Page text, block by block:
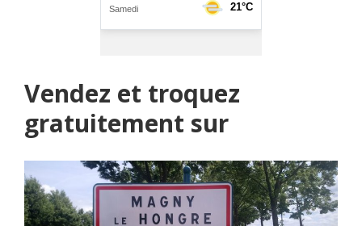
Vendez et troquez
gratuitement sur